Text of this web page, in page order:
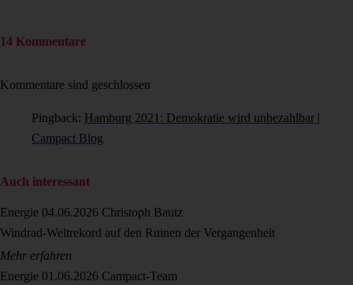
14 Kommentare
Kommentare sind geschlossen
Pingback: Hamburg 2021: Demokratie wird unbezahlbar |
Campact Blog
Auch interessant
Energie 04.06.2026 Christoph Bautz
Windrad-Weltrekord auf den Ruinen der Vergangenheit
Mehr erfahren
Energie 01.06.2026 Campact-Team